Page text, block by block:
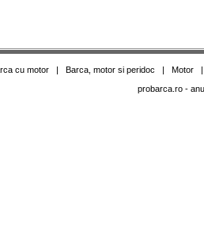
cu motor| Barca, motor si peridoc | Motor
probarca.ro-